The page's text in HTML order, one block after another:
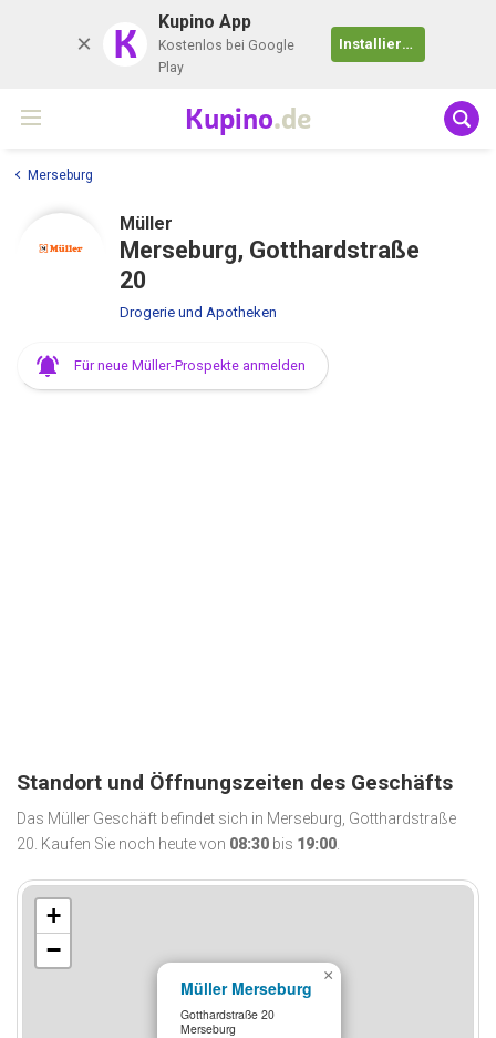
K Kupino App
Kostenlos bei Google
Play
Installieren
Kupino.de
Merseburg
Müller
Merseburg, Gotthardstraße
20
Drogerie und Apotheken
Für neue Müller-Prospekte anmelden
Standort und Öffnungszeiten des Geschäfts
Das Müller Geschäft befindet sich in Merseburg, Gotthardstraße
20. Kaufen Sie noch heute von 08:30 bis 19:00.
Müller Merseburg
Gotthardstraße 20
Merseburg
×
+
−